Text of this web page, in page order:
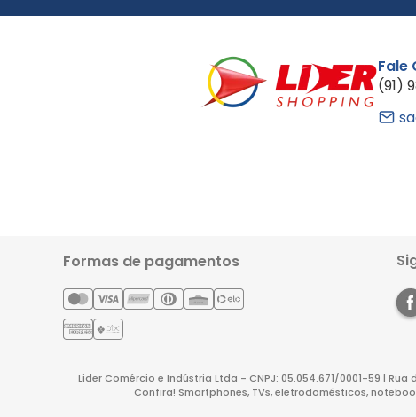
Fale
(91)
Formas de pagamentos
Lider Comércio e Indústria Ltda - CNPJ: 05.054.671/0001-59 |
Confira! Smartphones, TVs, eletrodomésticos,